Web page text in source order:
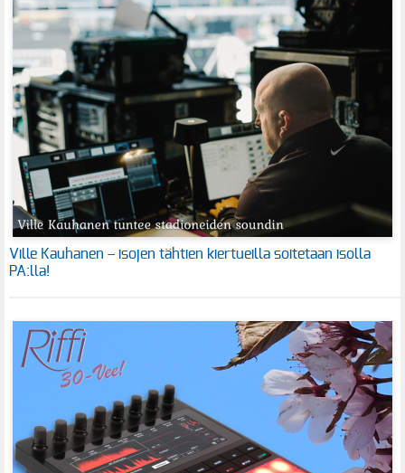
Ville Kauhanen – isojen tähtien kiertueilla soitetaan isolla
PA:lla!